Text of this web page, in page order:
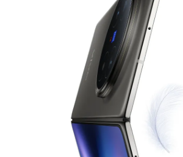
Select Location